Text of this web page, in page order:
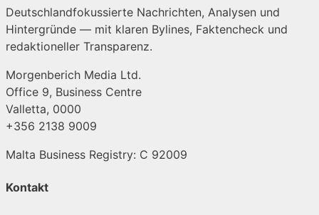
Deutschlandfokussierte Nachrichten, Analysen und
Hintergründe — mit klaren Bylines, Faktencheck und
redaktioneller Transparenz.
Morgenberich Media Ltd.
Office 9, Business Centre
Valletta, 0000
+356 2138 9009
Malta Business Registry: C 92009
Kontakt